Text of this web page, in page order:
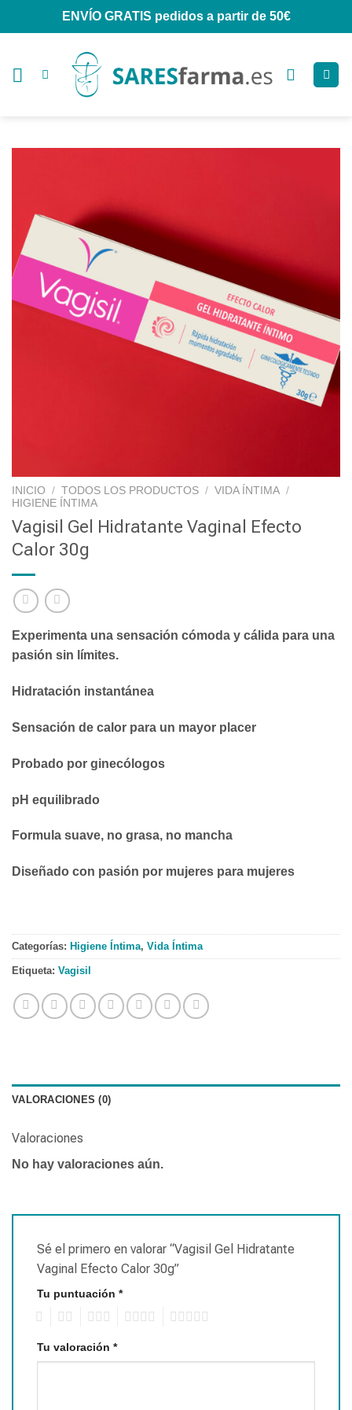
ENVÍO GRATIS pedidos a partir de 50€
INICIO / TODOS LOS PRODUCTOS / VIDA ÍNTIMA /
HIGIENE ÍNTIMA
Vagisil Gel Hidratante Vaginal Efecto
Calor 30g
Experimenta una sensación cómoda y cálida para una
pasión sin límites.
Hidratación instantánea
Sensación de calor para un mayor placer
Probado por ginecólogos
pH equilibrado
Formula suave, no grasa, no mancha
Diseñado con pasión por mujeres para mujeres
Categorías: Higiene Íntima, Vida Íntima
Etiqueta: Vagisil
VALORACIONES (0)
Valoraciones
No hay valoraciones aún.
Sé el primero en valorar “Vagisil Gel Hidratante
Vaginal Efecto Calor 30g”
Tu puntuación *
Tu valoración *